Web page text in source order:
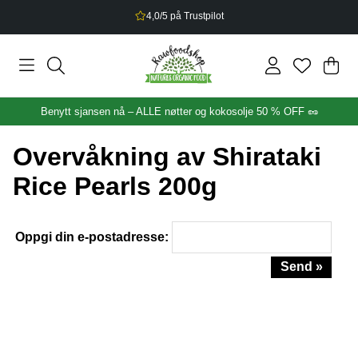
4,0/5 på Trustpilot
.
Benytt sjansen nå – ALLE nøtter og kokosolje 50 % OFF 🥜
Overvåkning av Shirataki
Rice Pearls 200g
Oppgi din e-postadresse:
Send »